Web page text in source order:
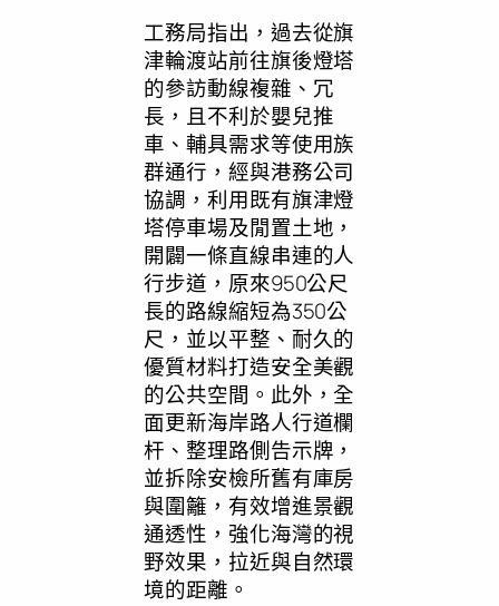
工務局指出，過去從旗
津輪渡站前往旗後燈塔
的參訪動線複雜、冗
長，且不利於嬰兒推
車、輔具需求等使用族
群通行，經與港務公司
協調，利用既有旗津燈
塔停車場及閒置土地，
開闢一條直線串連的人
行步道，原來950公尺
長的路線縮短為350公
尺，並以平整、耐久的
優質材料打造安全美觀
的公共空間。此外，全
面更新海岸路人行道欄
杆、整理路側告示牌，
並拆除安檢所舊有庫房
與圍籬，有效增進景觀
通透性，強化海灣的視
野效果，拉近與自然環
境的距離。